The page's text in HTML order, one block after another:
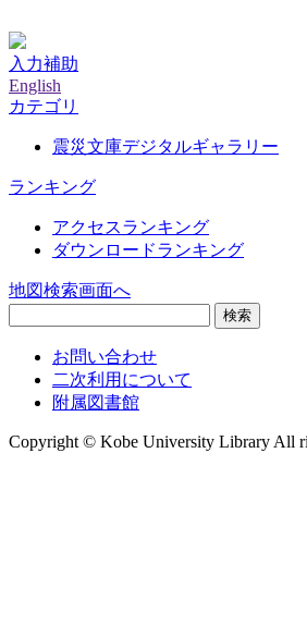
入力補助
English
カテゴリ
震災文庫デジタルギャラリー
ランキング
アクセスランキング
ダウンロードランキング
地図検索画面へ
検索
お問い合わせ
二次利用について
附属図書館
Copyright © Kobe University Library All